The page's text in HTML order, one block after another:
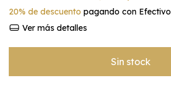
20% de descuento pagando con Efectivo
Ver más detalles